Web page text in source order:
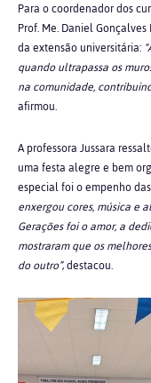
Para o coordenador dos
Prof. Me. Daniel
da extensão universitária:
quando ultrapassa os
na comunidade,
afirmou.
A professora Jussara
uma festa alegre e bem
especial foi o empenho
enxergou cores, música e
Gerações foi o amor, a
mostraram que os
do outro”, destacou.